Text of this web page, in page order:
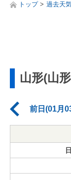
トップ 過去天
山形(山
前日(01月